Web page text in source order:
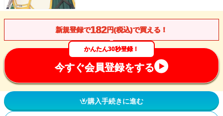
新規登録で182円(税込)で買える！
かんたん30秒登録！
今すぐ会員登録をする
購入手続きに進む